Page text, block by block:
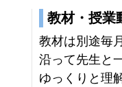
教材・授業
教材は別途毎
沿って先生と
ゆっくりと理